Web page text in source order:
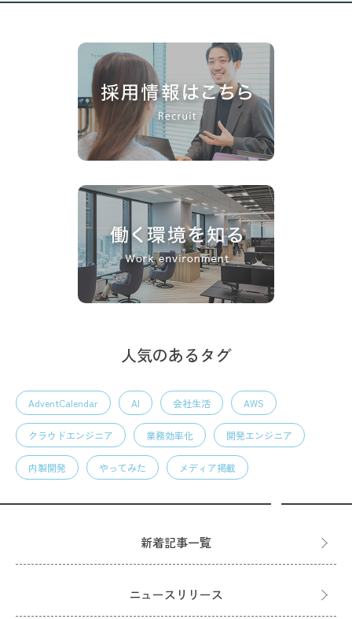
人気のあるタグ
AdventCalendar AI 会社生活 AWS
クラウドエンジニア 業務効率化 開発エンジニア
内製開発 やってみた メディア掲載
新着記事一覧
ニュースリリース